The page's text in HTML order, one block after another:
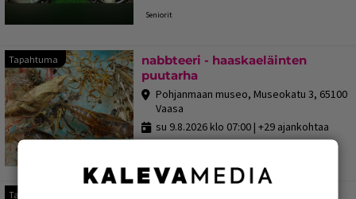
Seniorit
Tapahtuma
nabbteeri - haaskaeläinten
puutarha
Pohjanmaan museo, Museokatu 3, 65100
Vaasa
su 9.8.2026 klo 07:00 | +29 ajankohtaa
Tapahtuma